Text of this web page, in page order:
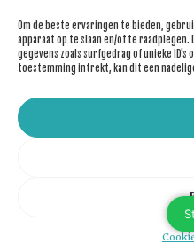
Om de beste ervaringen te bieden,
apparaat op te slaan en/of te
gegevens zoals surfgedrag of unieke
toestemming intrekt, kan dit een